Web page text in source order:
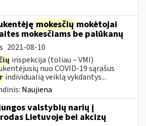
mokesčių mokėtojai
mokesčiams be palūkanų
2021-08-10
inspekcija (toliau – VMI)
nuo COVID-19 sąrašus
individualią veiklą vykdantys...
Naujiena
valstybių narių į
Lietuvoje bei akcizų